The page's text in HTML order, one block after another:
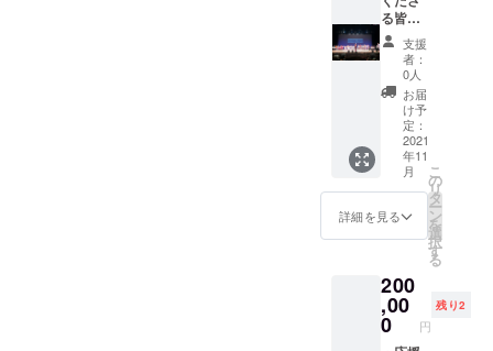
・参加
チーム
ごとで
子ども
たちの
寄せ書
きを作
成しお
届けさ
せてい
ただき
ます。
・特別
階エリ
アシー
ト）を
ご用意
る皆様
へ、一
同から
の御礼
メッ
セージ
をお送
りさせ
ていた
だきま
す。 ・
大和の
未来を
ちから
の、お
礼メッ
セージ
支援
者：
0人
お届
け予
定：
2021
年11
月
詳細を見る
こ
の
リ
タ
ー
ン
を
選
択
す
る
200
,00
0 円
残り2